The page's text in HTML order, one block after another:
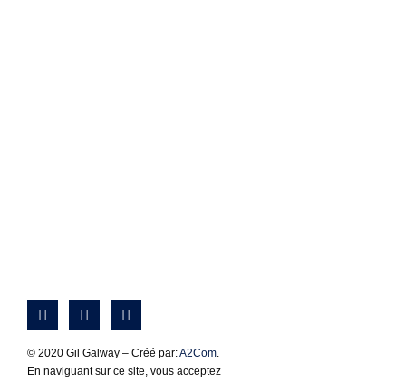
© 2020 Gil Galway – Créé par:A2Com.
En naviguant sur ce site, vous acceptez